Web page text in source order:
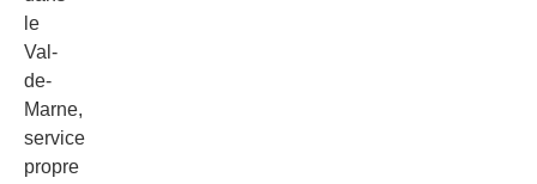
le
Val-
de-
Marne,
service
propre